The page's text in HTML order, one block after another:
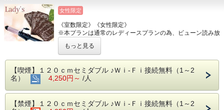
の前で便利！
※営業時間は変動する場合がございます。
⑥オプション
【連泊される方におススメ】※前日までにお申し付け下さ
い。
・ベッドメイキング 1,000円/1回
・ステイ清掃 3,000円/1回
【ミニキッチンご利用の方におススメ】※在庫に限りがござ
います。
・鍋フライパンセット 300円/1泊
・食器セット 300円/1泊
■主な駅・観光スポットのご案内■
【主な駅】 ※乗り換え無しで東京都心部へ楽々アクセス！
東京駅（13分）・秋葉原駅（14分）・品川（23分）・新宿
女性限定
《室数限定》《女性限定》
※本プランは通常のレディースプランの為、ビューン読み放
​ サービスはございません。
①スキンケア4点セット付き♪
②ヘアアイロンをお部屋に設置♪
①アクセス
もっと見る
【喫煙】１２０ｃｍセミダブル ♪Ｗｉ-Ｆｉ接続無料（1～2
名）
4,250円～ /人
【禁煙】１２０ｃｍセミダブル ♪Ｗｉ-Ｆｉ接続無料（1～2